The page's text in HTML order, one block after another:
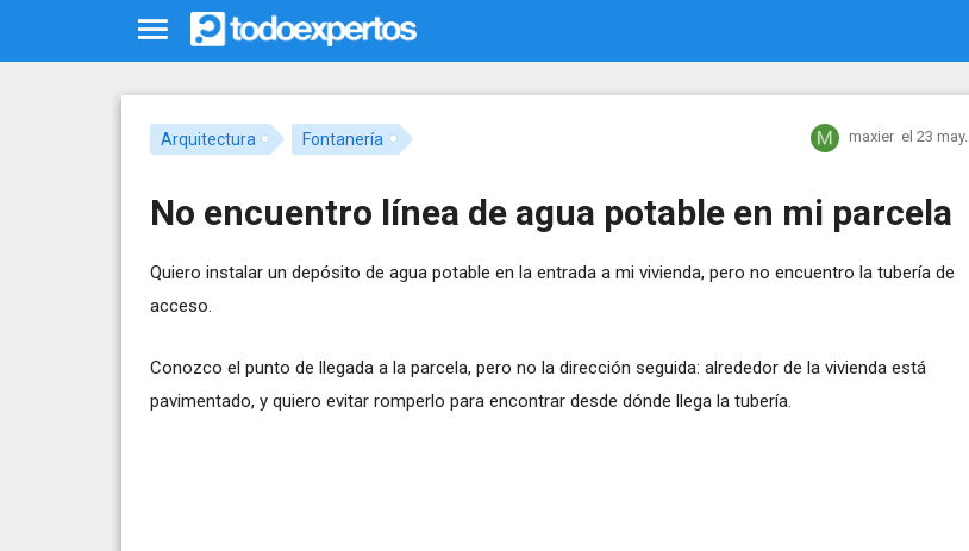
Arquitectura Fontanería maxier el 23 may.
No encuentro línea de agua potable en mi parcela
Quiero instalar un depósito de agua potable en la entrada a mi vivienda, pero no encuentro la tubería de
acceso.
Conozco el punto de llegada a la parcela, pero no la dirección seguida: alrededor de la vivienda está
pavimentado, y quiero evitar romperlo para encontrar desde dónde llega la tubería.